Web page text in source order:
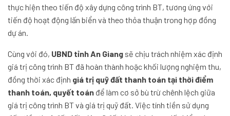
thực hiện theo tiến độ xây dựng công trình BT, tương ứng với
tiến độ hoạt động lấn biển và theo thỏa thuận trong hợp đồng
dự án.
Cùng với đó, UBND tỉnh An Giang sẽ chịu trách nhiệm xác định
giá trị công trình BT đã hoàn thành hoặc khối lượng nghiệm thu,
đồng thời xác định giá trị quỹ đất thanh toán tại thời điểm
thanh toán, quyết toán để làm cơ sở bù trừ chênh lệch giữa
giá trị công trình BT và giá trị quỹ đất. Việc tính tiền sử dụng